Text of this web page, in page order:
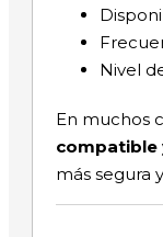
Nivel
En muchos
compatible
más segura